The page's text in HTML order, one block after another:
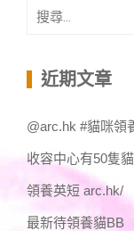
搜
鍵 近期文章
@arc.hk #貓咪領
收容中心有50隻
領養英短 arc.hk/
最新待領養貓BB